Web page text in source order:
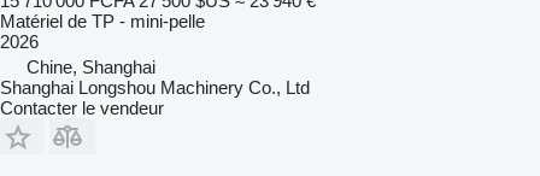
Matériel de TP - mini-pelle
2026
Chine, Shanghai
Shanghai Longshou Machinery Co., Ltd
Contacter le vendeur